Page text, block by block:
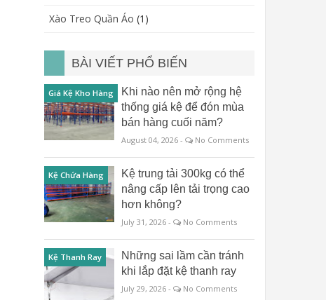
Xào Treo Quần Áo (1)
BÀI VIẾT PHỔ BIẾN
Giá Kệ Kho Hàng
Khi nào nên mở rộng hệ
thống giá kệ để đón mùa
bán hàng cuối năm?
August 04, 2026 - No Comments
Kệ Chứa Hàng
Kệ trung tải 300kg có thể
nâng cấp lên tải trọng cao
hơn không?
July 31, 2026 - No Comments
Kệ Thanh Ray
Những sai lầm cần tránh
khi lắp đặt kệ thanh ray
July 29, 2026 - No Comments